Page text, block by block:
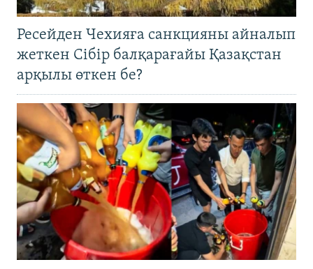
Ресейден Чехияға санкцияны айналып
жеткен Сібір балқарағайы Қазақстан
арқылы өткен бе?